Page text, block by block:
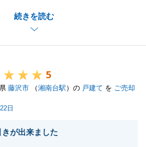
続きを読む
閉じる
5
藤沢市 （湘南台駅）の 戸建て を ご売却
日
が出来ました